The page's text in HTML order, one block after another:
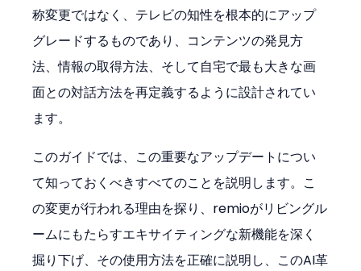
称変更ではなく、テレビの知性を根本的にアップ
グレードするものであり、コンテンツの発見方
法、情報の取得方法、そして自宅で最も大きな画
面との対話方法を再定義するように設計されてい
ます。
このガイドでは、この重要なアップデートについ
て知っておくべきすべてのことを説明します。こ
の変更が行われる理由を探り、remioがリビングル
ームにもたらすエキサイティングな新機能を深く
掘り下げ、その使用方法を正確に説明し、このAI革